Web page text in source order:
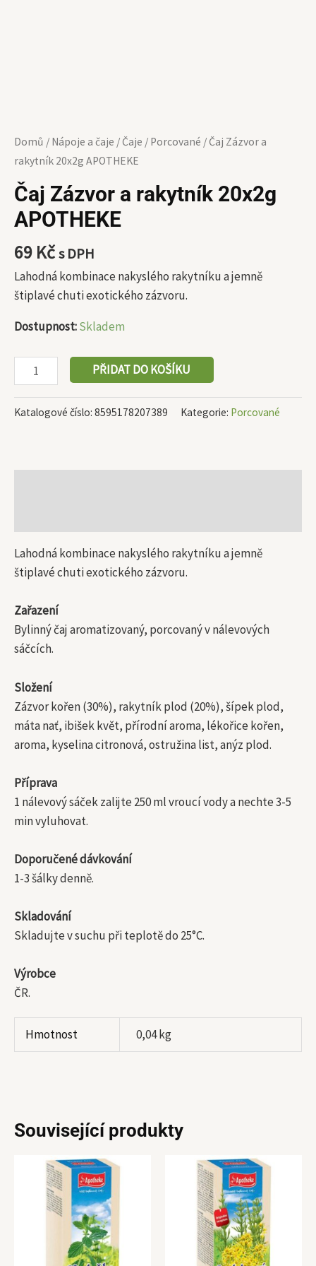
Domů / Nápoje a čaje / Čaje / Porcované / Čaj Zázvor a
rakytník 20x2g APOTHEKE
Čaj Zázvor a rakytník 20x2g
APOTHEKE
69 Kčs DPH
Lahodná kombinace nakyslého rakytníku a jemně
štiplavé chuti exotického zázvoru.
Dostupnost:Skladem
PŘIDAT DO KOŠÍKU
Katalogové číslo: 8595178207389 Kategorie: Porcované
Lahodná kombinace nakyslého rakytníku a jemně
štiplavé chuti exotického zázvoru.
Zařazení
Bylinný čaj aromatizovaný, porcovaný v nálevových
sáčcích.
Složení
Zázvor kořen (30%), rakytník plod (20%), šípek plod,
máta nať, ibišek květ, přírodní aroma, lékořice kořen,
aroma, kyselina citronová, ostružina list, anýz plod.
Příprava
1 nálevový sáček zalijte 250 ml vroucí vody a nechte 3-5
min vyluhovat.
Doporučené dávkování
1-3 šálky denně.
Skladování
Skladujte v suchu při teplotě do 25°C.
Výrobce
ČR.
Hmotnost 0,04 kg
Související produkty